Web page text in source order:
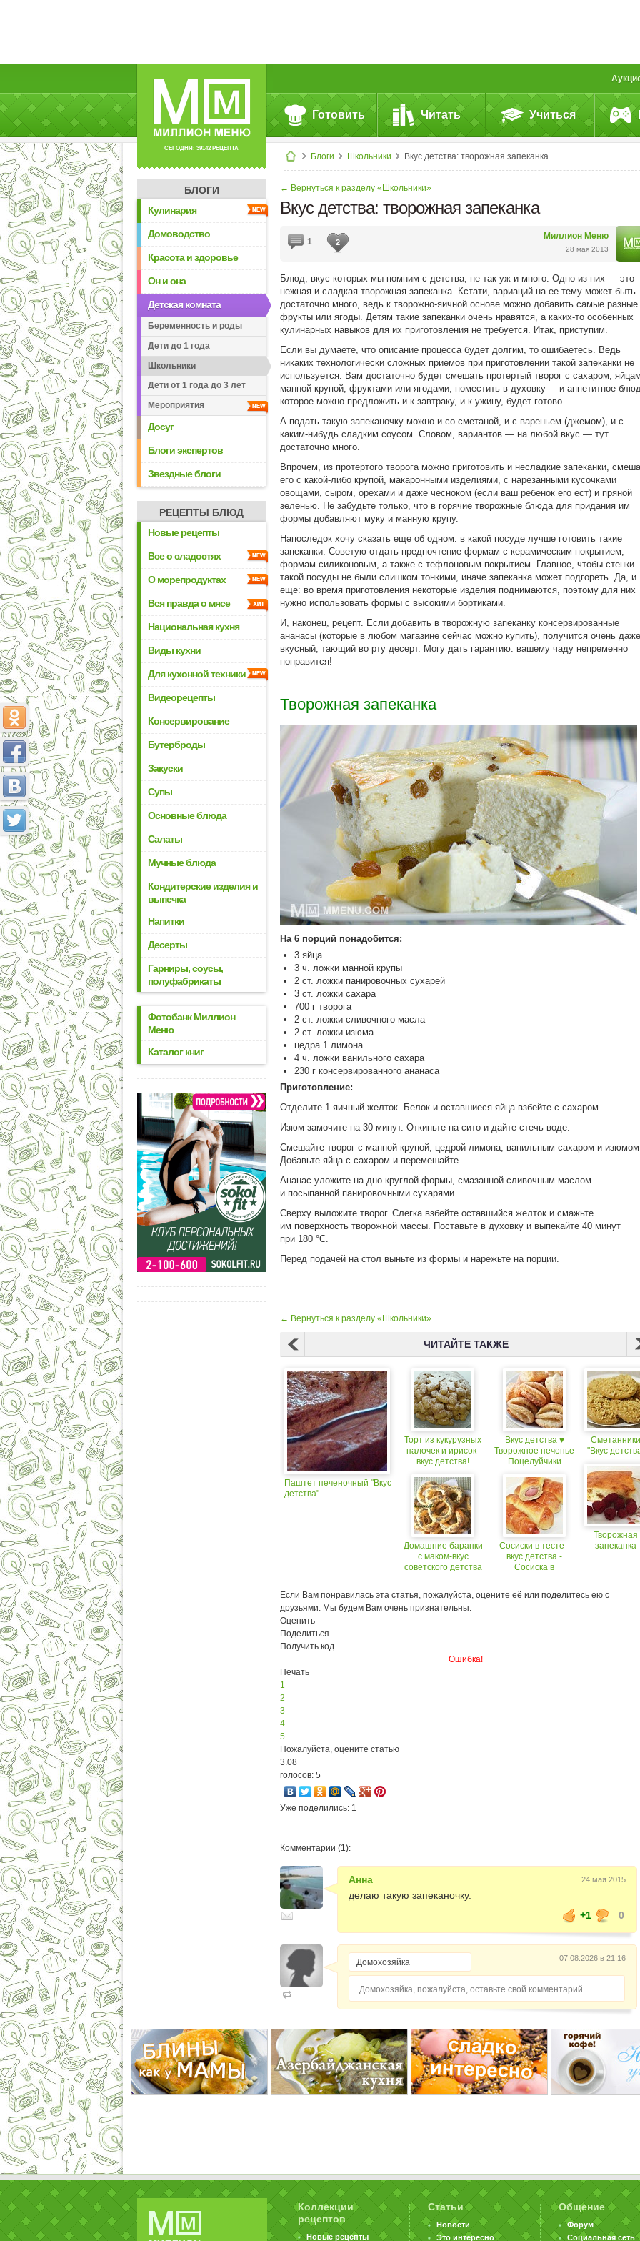
СЕГОДНЯ: 39142 РЕЦЕПТА
Готовить Читать Учиться
Блоги Школьники Вкус детства: творожная запеканка
БЛОГИ
Кулинария
Домоводство
Красота и здоровье
Он и она
Детская комната
Беременность и роды
Дети до 1 года
Школьники
Дети от 1 года до 3 лет
Мероприятия
Досуг
Блоги экспертов
Звездные блоги
РЕЦЕПТЫ БЛЮД
Новые рецепты
Все о сладостях
О морепродуктах
Вся правда о мясе
Национальная кухня
Виды кухни
Для кухонной техники
Видеорецепты
Консервирование
Бутерброды
Закуски
Супы
Основные блюда
Салаты
Мучные блюда
Кондитерские изделия и
выпечка
Напитки
Десерты
Гарниры, соусы,
полуфабрикаты
Фотобанк Миллион
Меню
Каталог книг
← Вернуться к разделу «Школьники»
Вкус детства: творожная запеканка
Миллион Меню
28 мая 2013
1 2
Блюд, вкус которых мы помним с детства, не так уж и много. Одно из них — это
нежная и сладкая творожная запеканка. Кстати, вариаций на ее тему может быть
достаточно много, ведь к творожно-яичной основе можно добавить самые разные
фрукты или ягоды. Детям такие запеканки очень нравятся, а каких-то особенных
кулинарных навыков для их приготовления не требуется. Итак, приступим.
Если вы думаете, что описание процесса будет долгим, то ошибаетесь. Ведь
никаких технологически сложных приемов при приготовлении такой запеканки не
используется. Вам достаточно будет смешать протертый творог с сахаром,
манной крупой, фруктами или ягодами, поместить в духовку – и аппетитное
которое можно предложить и к завтраку, и к ужину, будет готово.
А подать такую запеканочку можно и со сметаной, и с вареньем (джемом), и с
каким-нибудь сладким соусом. Словом, вариантов — на любой вкус — тут
достаточно много.
Впрочем, из протертого творога можно приготовить и несладкие запеканки,
его с какой-либо крупой, макаронными изделиями, с нарезанными кусочками
овощами, сыром, орехами и даже чесноком (если ваш ребенок его ест) и пряной
зеленью. Не забудьте только, что в горячие творожные блюда для придания им
формы добавляют муку и манную крупу.
Напоследок хочу сказать еще об одном: в какой посуде лучше готовить такие
запеканки. Советую отдать предпочтение формам с керамическим покрытием,
формам силиконовым, а также с тефлоновым покрытием. Главное, чтобы стенки
такой посуды не были слишком тонкими, иначе запеканка может подгореть. Да, и
еще: во время приготовления некоторые изделия поднимаются, поэтому для них
нужно использовать формы с высокими бортиками.
И, наконец, рецепт. Если добавить в творожную запеканку консервированные
ананасы (которые в любом магазине сейчас можно купить), получится очень даже
вкусный, тающий во рту десерт. Могу дать гарантию: вашему чаду непременно
понравится!
Творожная запеканка
На 6 порций понадобится:
3 яйца
3 ч. ложки манной крупы
2 ст. ложки панировочных сухарей
3 ст. ложки сахара
700 г творога
2 ст. ложки сливочного масла
2 ст. ложки изюма
цедра 1 лимона
4 ч. ложки ванильного сахара
230 г консервированного ананаса
Приготовление:
Отделите 1 яичный желток. Белок и оставшиеся яйца взбейте с сахаром.
Изюм замочите на 30 минут. Откиньте на сито и дайте стечь воде.
Смешайте творог с манной крупой, цедрой лимона, ванильным сахаром и
Добавьте яйца с сахаром и перемешайте.
Ананас уложите на дно круглой формы, смазанной сливочным маслом
и посыпанной панировочными сухарями.
Сверху выложите творог. Слегка взбейте оставшийся желток и смажьте
им поверхность творожной массы. Поставьте в духовку и выпекайте 40 минут
при 180 °С.
Перед подачей на стол выньте из формы и нарежьте на порции.
← Вернуться к разделу «Школьники»
ЧИТАЙТЕ ТАКЖЕ
Паштет печеночный "Вкус
детства"
Торт из кукурузных
палочек и ирисок-
вкус детства!
Домашние баранки
с маком-вкус
советского детства
Вкус детства ♥
Творожное печенье
Поцелуйчики
Сосиски в тесте -
вкус детства -
Cосиска в
Сметанники
"Вкус
Творожная
запеканка
Если Вам понравилась эта статья, пожалуйста, оцените её или поделитесь ею с
друзьями. Мы будем Вам очень признательны.
Оценить
Поделиться
Получить код
Ошибка!
Печать
1
2
3
4
5
Пожалуйста, оцените статью
3.08
голосов: 5
Уже поделились: 1
Комментарии (1):
Анна 24 мая 2015
делаю такую запеканочку.
+1
0
07.08.2026 в 21:16
Домохозяйка, пожалуйста, оставьте свой комментарий...
Коллекции
рецептов
Новые рецепты
Статьи
Новости
Это интересно
Общение
Форум
Социальная сеть